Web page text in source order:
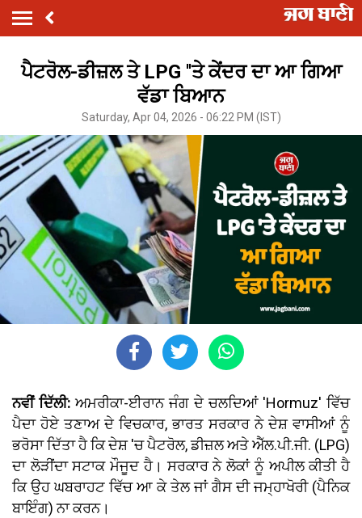
ਪੈਟਰੋਲ-ਡੀਜ਼ਲ ਤੇ LPG ''ਤੇ ਕੇਂਦਰ ਦਾ ਆ ਗਿਆ
ਵੱਡਾ ਬਿਆਨ
Saturday, Apr 04, 2026 - 06:22 PM (IST)
ਨਵੀਂ ਦਿੱਲੀ: ਅਮਰੀਕਾ-ਈਰਾਨ ਜੰਗ ਦੇ ਚਲਦਿਆਂ 'Hormuz' ਵਿੱਚ
ਪੈਦਾ ਹੋਏ ਤਣਾਅ ਦੇ ਵਿਚਕਾਰ, ਭਾਰਤ ਸਰਕਾਰ ਨੇ ਦੇਸ਼ ਵਾਸੀਆਂ ਨੂੰ
ਭਰੋਸਾ ਦਿੱਤਾ ਹੈ ਕਿ ਦੇਸ਼ 'ਚ ਪੈਟਰੋਲ, ਡੀਜ਼ਲ ਅਤੇ ਐੱਲ.ਪੀ.ਜੀ. (LPG)
ਦਾ ਲੋੜੀਂਦਾ ਸਟਾਕ ਮੌਜੂਦ ਹੈ। ਸਰਕਾਰ ਨੇ ਲੋਕਾਂ ਨੂੰ ਅਪੀਲ ਕੀਤੀ ਹੈ
ਕਿ ਉਹ ਘਬਰਾਹਟ ਵਿੱਚ ਆ ਕੇ ਤੇਲ ਜਾਂ ਗੈਸ ਦੀ ਜਮ੍ਹਾਖੋਰੀ (ਪੈਨਿਕ
ਬਾਇੰਗ) ਨਾ ਕਰਨ।